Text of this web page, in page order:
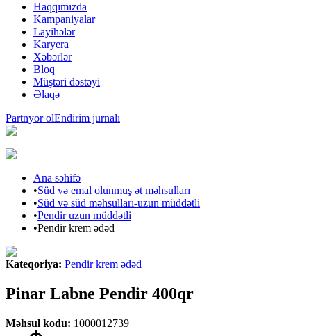
Haqqımızda
Kampaniyalar
Layihələr
Karyera
Xəbərlər
Bloq
Müştəri dəstəyi
Əlaqə
Partnyor olEndirim jurnalı
Ana səhifə
•Süd və emal olunmuş ət məhsulları
•Süd və süd məhsulları-uzun müddətli
•Pendir uzun müddətli
•Pendir krem ədəd
Kateqoriya: Pendir krem ədəd
Pinar Labne Pendir 400qr
Məhsul kodu: 1000012739